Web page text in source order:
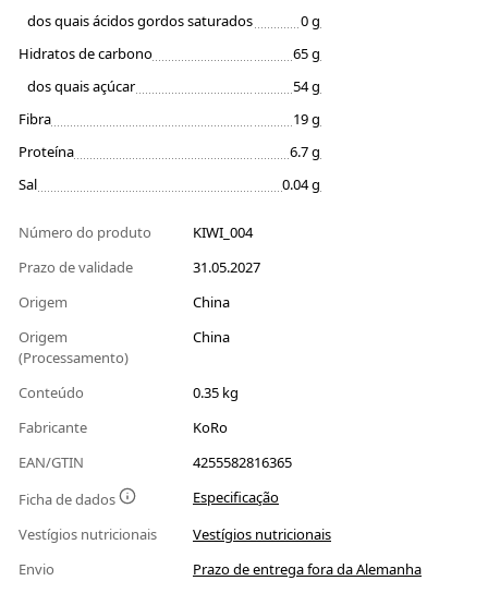
dos quais ácidos gordos saturados
0 g
Hidratos de carbono
65 g
dos quais açúcar
54 g
Fibra
19 g
Proteína
6.7 g
Sal
0.04 g
Número do produto
KIWI_004
Prazo de validade
31.05.2027
Origem
China
Origem
(Processamento)
China
Conteúdo
0.35 kg
Fabricante
KoRo
EAN/GTIN
4255582816365
Ficha de dados
Especificação
Vestígios nutricionais
Vestígios nutricionais
Envio
Prazo de entrega fora da Alemanha